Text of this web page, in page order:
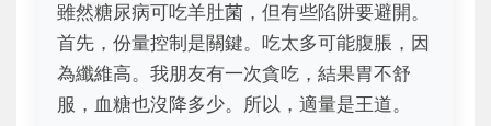
雖然糖尿病可吃羊肚菌，但有些陷阱要避開。
首先，份量控制是關鍵。吃太多可能腹脹，因
為纖維高。我朋友有一次貪吃，結果胃不舒
服，血糖也沒降多少。所以，適量是王道。